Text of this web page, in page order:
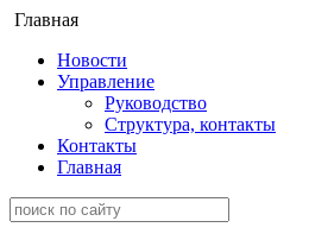
Главная
Новости
Управление
Руководство
Структура, контакты
Контакты
Главная